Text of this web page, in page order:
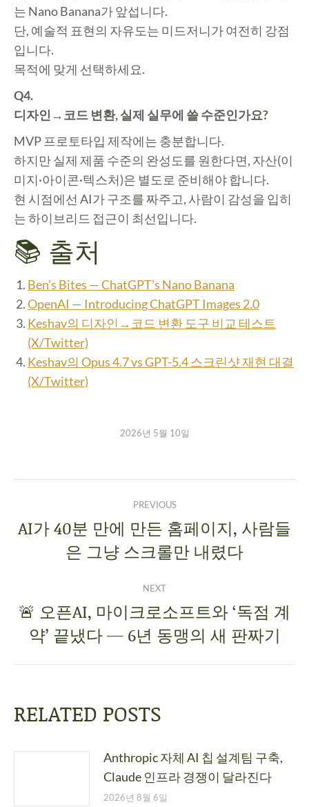
는 Nano Banana가 앞섭니다.
단, 예술적 표현의 자유도는 미드저니가 여전히 강점
입니다.
목적에 맞게 선택하세요.
Q4.
디자인→코드 변환, 실제 실무에 쓸 수준인가요?
MVP 프로토타입 제작에는 충분합니다.
하지만 실제 제품 수준의 완성도를 원한다면, 자산(이
미지·아이콘·텍스처)은 별도로 준비해야 합니다.
현 시점에선 AI가 구조를 짜주고, 사람이 감성을 입히
는 하이브리드 접근이 최선입니다.
📚 출처
Ben’s Bites — ChatGPT’s Nano Banana
OpenAI — Introducing ChatGPT Images 2.0
Keshav의 디자인→코드 변환 도구 비교 테스트
(X/Twitter)
Keshav의 Opus 4.7 vs GPT-5.4 스크린샷 재현 대결
(X/Twitter)
2026년 5월 10일
PREVIOUS
AI가 40분 만에 만든 홈페이지, 사람들
은 그냥 스크롤만 내렸다
NEXT
🚨 오픈AI, 마이크로소프트와 ‘독점 계
약’ 끝냈다 — 6년 동맹의 새 판짜기
RELATED POSTS
Anthropic 자체 AI 칩 설계팀 구축,
Claude 인프라 경쟁이 달라진다
2026년 8월 6일